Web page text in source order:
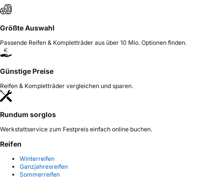
Größte Auswahl
Passende Reifen & Kompletträder aus über 10 Mio. Optionen finden.
Günstige Preise
Reifen & Kompletträder vergleichen und sparen.
Rundum sorglos
Werkstattservice zum Festpreis einfach online buchen.
Reifen
Winterreifen
Ganzjahresreifen
Sommerreifen